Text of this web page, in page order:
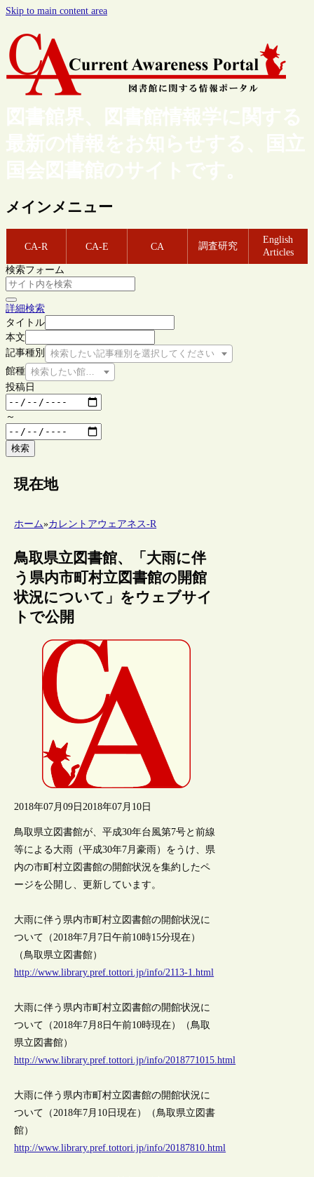
Skip to main content area
図書館界、図書館情報学に関する
最新の情報をお知らせする、国立
国会図書館のサイトです。
メインメニュー
CA-R CA-E CA 調査研究
English
Articles
検索フォーム
詳細検索
タイトル
本文
記事種別
検索したい記事種別を選択してください
館種 検索したい館種を選択してください
投稿日
～
検索
現在地
ホーム»カレントアウェアネス-R
鳥取県立図書館、「大雨に伴
う県内市町村立図書館の開館
状況について」をウェブサイ
トで公開
2018年07月09日 2018年07月10日
鳥取県立図書館が、平成30年台風第7号と前線
等による大雨（平成30年7月豪雨）をうけ、県
内の市町村立図書館の開館状況を集約したペ
ージを公開し、更新しています。
大雨に伴う県内市町村立図書館の開館状況に
ついて（2018年7月7日午前10時15分現在）
（鳥取県立図書館）
http://www.library.pref.tottori.jp/info/2113-1.html
大雨に伴う県内市町村立図書館の開館状況に
ついて（2018年7月8日午前10時現在）（鳥取
県立図書館）
http://www.library.pref.tottori.jp/info/2018771015.html
大雨に伴う県内市町村立図書館の開館状況に
ついて（2018年7月10日現在）（鳥取県立図書
館）
http://www.library.pref.tottori.jp/info/20187810.html